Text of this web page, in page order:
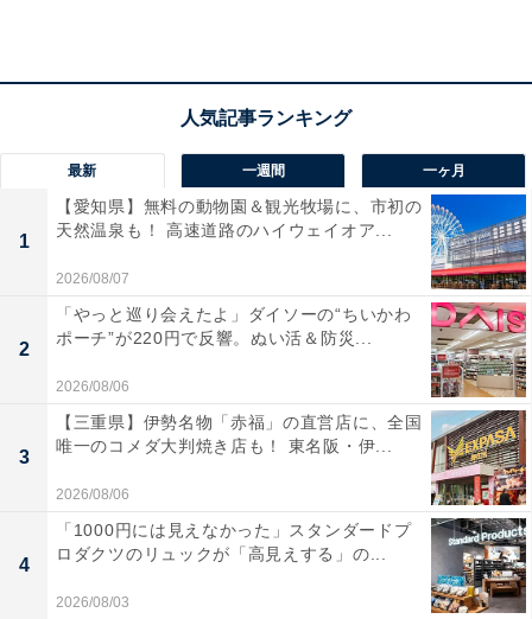
※備え付けのシャンプー類はないため、持参するかフロ
ントで購入（30円〜）が必要です。サウナ利用は別途
200円（専用バスタオル付）。
土・日・祝：550円
（※大人料金。中学生450円、小学生220円、幼児100
宿泊：不可（銭湯施設のため、宿泊設備はありません）
【神奈川県の人気銭湯】「天然温泉 中島館」
は550円で楽しめる濃い黒湯と全館バリアフ
リーが自慢の施設
最新 一週間 一ヶ月
1
【愛知県】無料の動物園＆観光牧場に、市初の
天然温泉も！ 高速道路のハイウェイオア...
2026/08/07
2
「やっと巡り会えたよ」ダイソーの“ちいかわ
ポーチ”が220円で反響。ぬい活＆防災...
2026/08/06
3
【三重県】伊勢名物「赤福」の直営店に、全国
唯一のコメダ大判焼き店も！ 東名阪・伊...
2026/08/06
4
「1000円には見えなかった」スタンダードプ
ロダクツのリュックが「高見えする」の...
2026/08/03